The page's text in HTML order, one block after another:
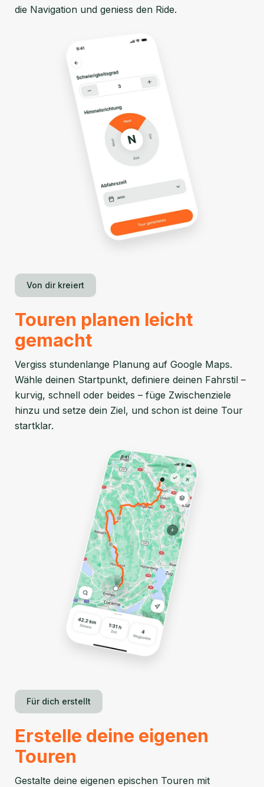
die Navigation und geniess den Ride.
Von dir kreiert
Touren planen leicht
gemacht
Vergiss stundenlange Planung auf Google Maps.
Wähle deinen Startpunkt, definiere deinen Fahrstil –
kurvig, schnell oder beides – füge Zwischenziele
hinzu und setze dein Ziel, und schon ist deine Tour
startklar.
Für dich erstellt
Erstelle deine eigenen
Touren
Gestalte deine eigenen epischen Touren mit